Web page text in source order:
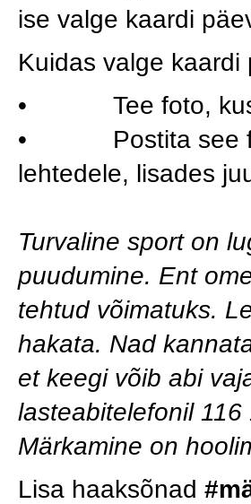
ise valge kaardi
Kuidas valge
• Tee foto, kus
• Postita see
lehtedele, lisades
Turvaline sport on
puudumine. Ent
tehtud võimatuks.
hakata. Nad
et keegi võib abi
lasteabitelefonil 116
Märkamine on
Lisa haaksõnad